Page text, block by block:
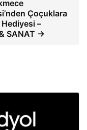
Çoçuklara
–
SANAT →